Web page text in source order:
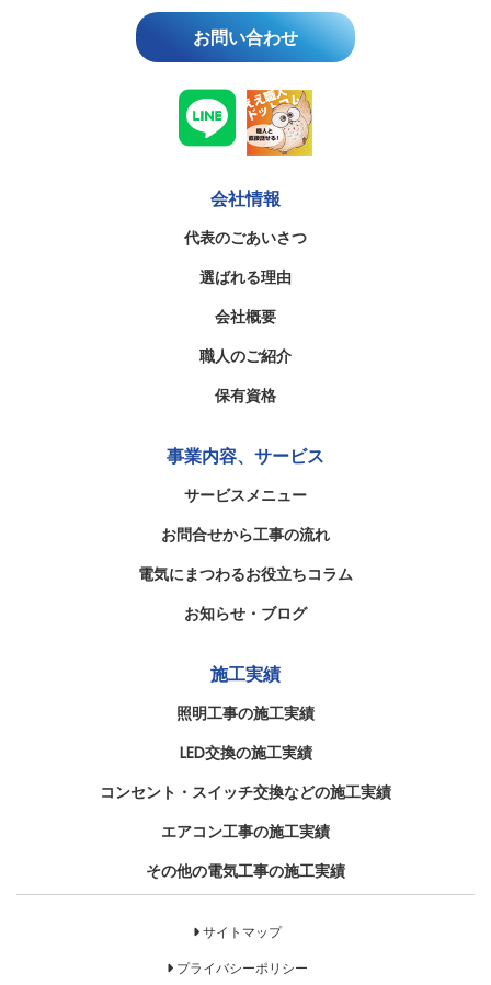
お問い合わせ
会社情報
代表のごあいさつ
選ばれる理由
会社概要
職人のご紹介
保有資格
事業内容、サービス
サービスメニュー
お問合せから工事の流れ
電気にまつわるお役立ちコラム
お知らせ・ブログ
施工実績
照明工事の施工実績
LED交換の施工実績
コンセント・スイッチ交換などの施工実績
エアコン工事の施工実績
その他の電気工事の施工実績
サイトマップ
プライバシーポリシー